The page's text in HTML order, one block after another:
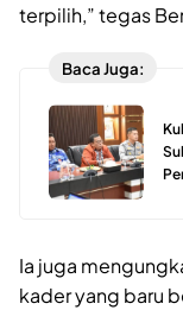
terpilih,” tegas
Baca Juga:
Ia juga
kader yang baru